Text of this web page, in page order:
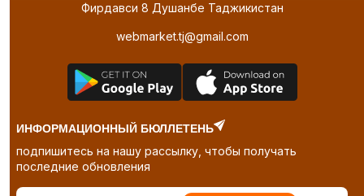
Фирдавси 8 Душанбе Таджикистан
webmarket.tj@gmail.com
ИНФОРМАЦИОННЫЙ БЮЛЛЕТЕНЬ
подпишитесь на нашу рассылку, чтобы получать
последние обновления